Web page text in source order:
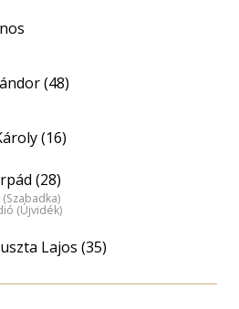
(48)
(16)
(28)
(Újvidék)
Lajos (35)